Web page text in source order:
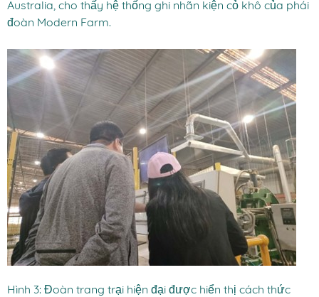
Australia, cho thấy hệ thống ghi nhãn kiện cỏ khô của phái
đoàn Modern Farm.
Hình 3: Đoàn trang trại hiện đại được hiển thị cách thức